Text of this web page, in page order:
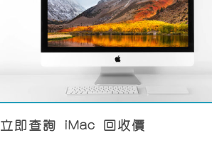
立即查詢 iMac 回收價